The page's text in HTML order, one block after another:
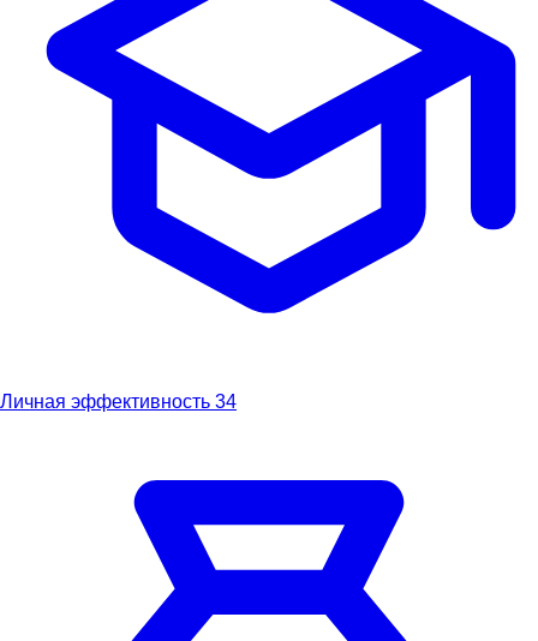
Личная эффективность 34